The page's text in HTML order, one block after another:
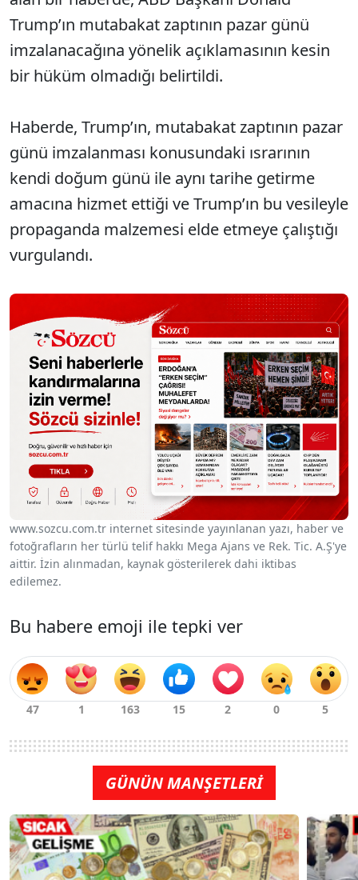
Trump’ın mutabakat zaptının pazar günü
imzalanacağına yönelik açıklamasının kesin
bir hüküm olmadığı belirtildi.
Haberde, Trump’ın, mutabakat zaptının pazar
günü imzalanması konusundaki ısrarının
kendi doğum günü ile aynı tarihe getirme
amacına hizmet ettiği ve Trump’ın bu vesileyle
propaganda malzemesi elde etmeye çalıştığı
vurgulandı.
www.sozcu.com.tr internet sitesinde yayınlanan yazı, haber ve
fotoğrafların her türlü telif hakkı Mega Ajans ve Rek. Tic. A.Ş'ye
aittir. İzin alınmadan, kaynak gösterilerek dahi iktibas
edilemez.
Bu habere emoji ile tepki ver
GÜNÜN MANŞETLERİ